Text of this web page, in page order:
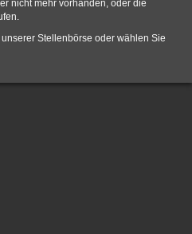
nicht mehr vorhanden, oder die
Stellenbörse oder wählen Sie